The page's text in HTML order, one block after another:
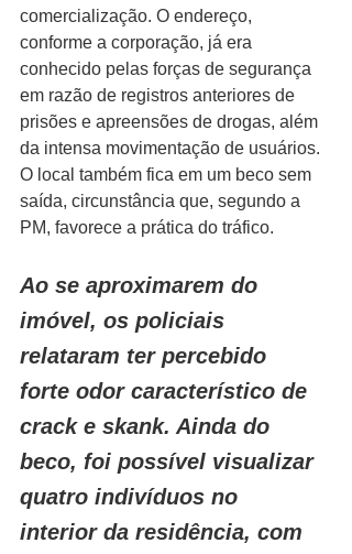
comercialização. O endereço,
conforme a corporação, já era
conhecido pelas forças de segurança
em razão de registros anteriores de
prisões e apreensões de drogas, além
da intensa movimentação de usuários.
O local também fica em um beco sem
saída, circunstância que, segundo a
PM, favorece a prática do tráfico.
Ao se aproximarem do
imóvel, os policiais
relataram ter percebido
forte odor característico de
crack e skank. Ainda do
beco, foi possível visualizar
quatro indivíduos no
interior da residência, com